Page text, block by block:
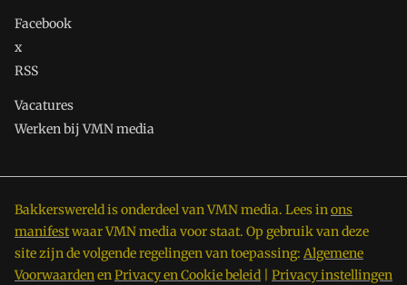
Facebook
x
RSS
Vacatures
Werken bij VMN media
Bakkerswereld is onderdeel van VMN media. Lees inons
manifestwaar VMN media voor staat. Op gebruik van deze
site zijn de volgende regelingen van toepassing: Algemene
VoorwaardenenPrivacy en Cookie beleid Privacy instellingen